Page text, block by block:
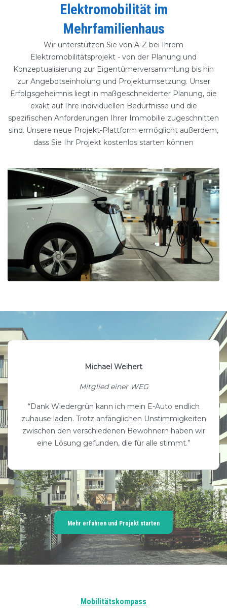
Elektromobilität im
Mehrfamilienhaus
Wir unterstützen Sie von A-Z bei Ihrem
Elektromobilitätsprojekt - von der Planung und
Konzeptualisierung zur Eigentümerversammlung bis hin
zur Angebotseinholung und Projektumsetzung. Unser
Erfolgsgeheimnis liegt in maßgeschneiderter Planung, die
exakt auf Ihre individuellen Bedürfnisse und die
spezifischen Anforderungen Ihrer Immobilie zugeschnitten
sind. Unsere neue Projekt-Plattform ermöglicht außerdem,
dass Sie Ihr Projekt kostenlos starten können
Michael Weihert
Mitglied einer WEG
“Dank Wiedergrün kann ich mein E-Auto endlich
zuhause laden. Trotz anfänglichen Unstimmigkeiten
zwischen den verschiedenen Bewohnern haben wir
eine Lösung gefunden, die für alle stimmt.”
Mehr erfahren und Projekt starten
Mobilitätskompass